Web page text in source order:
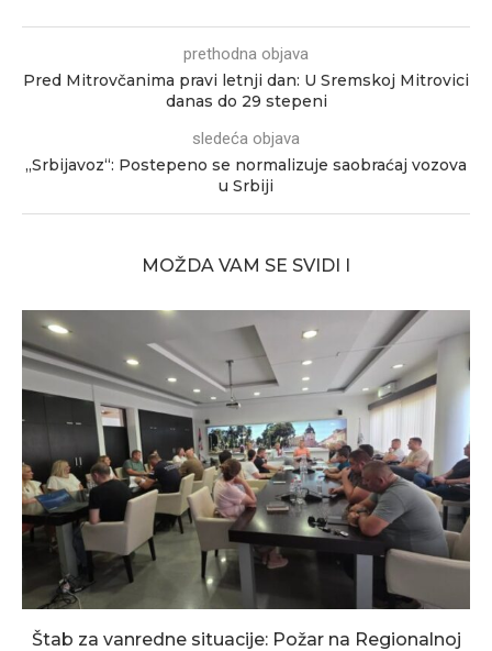
prethodna objava
Pred Mitrovčanima pravi letnji dan: U Sremskoj Mitrovici
danas do 29 stepeni
sledeća objava
„Srbijavoz“: Postepeno se normalizuje saobraćaj vozova
u Srbiji
MOŽDA VAM SE SVIDI I
Štab za vanredne situacije: Požar na Regionalnoj